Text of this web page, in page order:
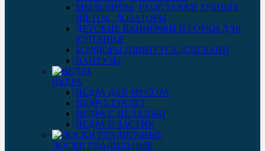
МЫЛЬНИЦЫ, ПОДСТАВКИ ЗУБНЫХ
ЩЕТОК, ДОЗАТОРЫ
ДЕТСКИЕ ВАННОЧКИ И ГОРКИ ДЛЯ
КУПАНИЯ
БОРДЮРЫ ПЛИНТУСА ДЛЯ ВАНН
ВАНТУЗЫ
ВЕДРА
ВЕДРА ДЛЯ МУСОРА
ВЕДРО-ТУАЛЕТ
ВЕДРА С ПЕДАЛЬЮ
ВЕДРА ПЛАСТИК
ДОСКИ ГЛАДИЛЬНЫЕ